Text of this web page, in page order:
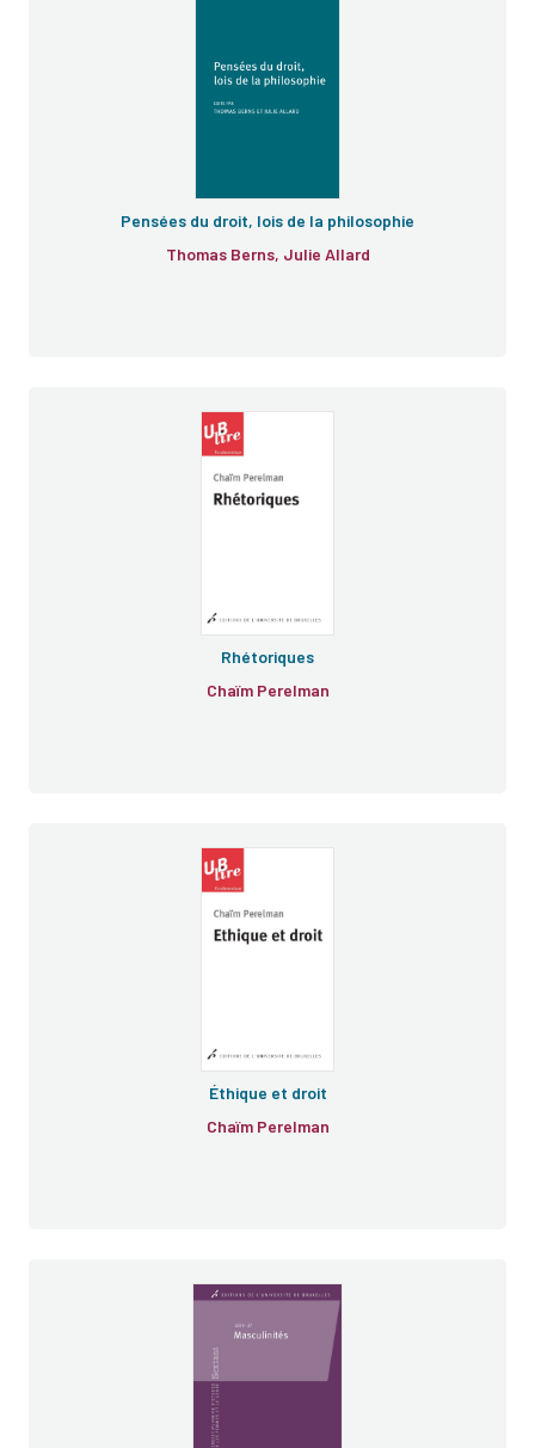
Pensées du droit, lois de la philosophie
Thomas Berns, Julie Allard
Rhétoriques
Chaïm Perelman
Œuvres
Éthique et droit
Chaïm Perelman